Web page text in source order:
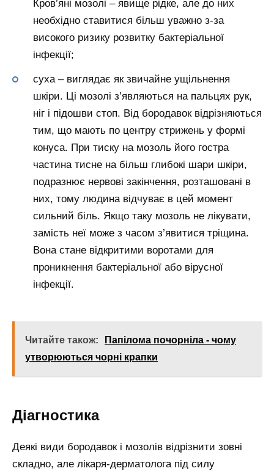
Кров’яні мозолі – явище рідке, але до них
необхідно ставитися більш уважно з-за
високого ризику розвитку бактеріальної
інфекції;
суха – виглядає як звичайне ущільнення
шкіри. Ці мозолі з’являються на пальцях рук,
ніг і підошви стоп. Від бородавок відрізняються
тим, що мають по центру стрижень у формі
конуса. При тиску на мозоль його гостра
частина тисне на більш глибокі шари шкіри,
подразнює нервові закінчення, розташовані в
них, тому людина відчуває в цей момент
сильний біль. Якщо таку мозоль не лікувати,
замість неї може з часом з’явитися тріщина.
Вона стане відкритими воротами для
проникнення бактеріальної або вірусної
інфекції.
Читайте також:
Папілома почорніла - чому
утворюються чорні крапки
Діагностика
Деякі види бородавок і мозолів відрізнити зовні
складно, але лікаря-дерматолога під силу